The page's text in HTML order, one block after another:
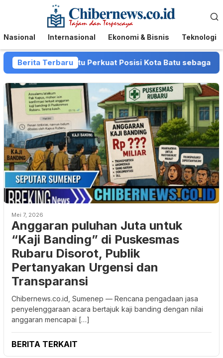
Menu
Mobile
Nasional Internasional Ekonomi & Bisnis Teknologi
Berita Terbaru
Pemkot Batu Perkuat Posisi Kota Batu sebagai
Mei 7, 2026
Anggaran puluhan Juta untuk
“Kaji Banding” di Puskesmas
Rubaru Disorot, Publik
Pertanyakan Urgensi dan
Transparansi
Chibernews.co.id, Sumenep — Rencana pengadaan jasa
penyelenggaraan acara bertajuk kaji banding dengan nilai
anggaran mencapai […]
BERITA TERKAIT